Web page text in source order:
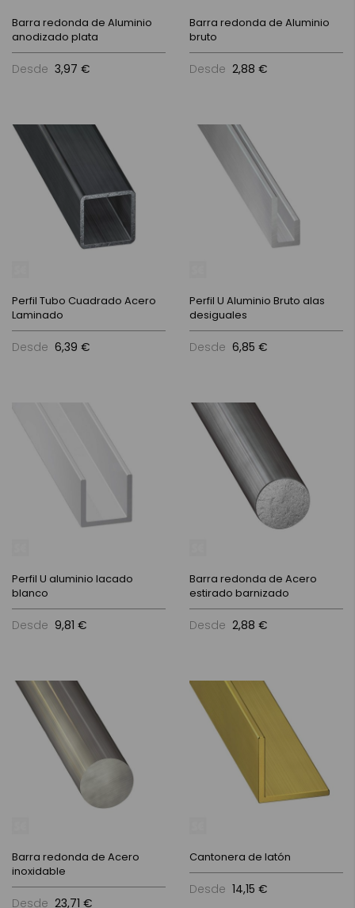
Barra redonda de Aluminio
anodizado plata
Desde 3,97 €
Barra redonda de Aluminio
bruto
Desde 2,88 €
Perfil Tubo Cuadrado Acero
Laminado
Desde 6,39 €
Perfil U Aluminio Bruto alas
desiguales
Desde 6,85 €
Perfil U aluminio lacado
blanco
Desde 9,81 €
Barra redonda de Acero
estirado barnizado
Desde 2,88 €
Barra redonda de Acero
inoxidable
Desde 23,71 €
Cantonera de latón
Desde 14,15 €